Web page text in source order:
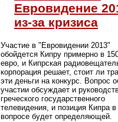
Евровидение
из-за кризиса
Участие в "Евровидении 2013"
обойдется Кипру примерно в
евро, и Кипрская
корпорация решает, стоит ли
эти деньги на конкурс. Вопрос
участии обсуждает и
греческого государственного
телевидения, и позиция Кипра
вопросе будет определяющей.